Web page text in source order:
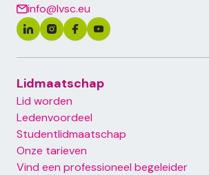
info@lvsc.eu
Footer primary menu
Lidmaatschap
Lid worden
Ledenvoordeel
Studentlidmaatschap
Onze tarieven
Vind een professioneel begeleider